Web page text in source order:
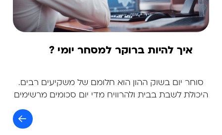
איך להיות ברוקר למסחר יומי ?
סוחר יום בשוק ההון הוא חלומם של משקיעים רבים.
היכולת לשבת בבית ולהרוויח מדי יום סכומים מרשימים